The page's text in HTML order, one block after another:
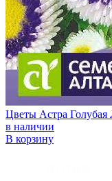
Цветы Астра
в наличии
В корзину